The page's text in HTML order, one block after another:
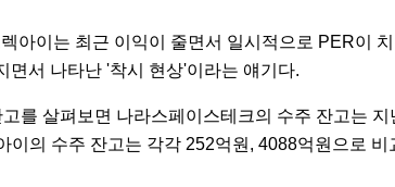
아이는 최근 이익이 줄면서 일시적으로 PER이 치
면서 나타난 '착시 현상'이라는 얘기다.
를 살펴보면 나라스페이스테크의 수주 잔고는 지
의 수주 잔고는 각각 252억원, 4088억원으로 비